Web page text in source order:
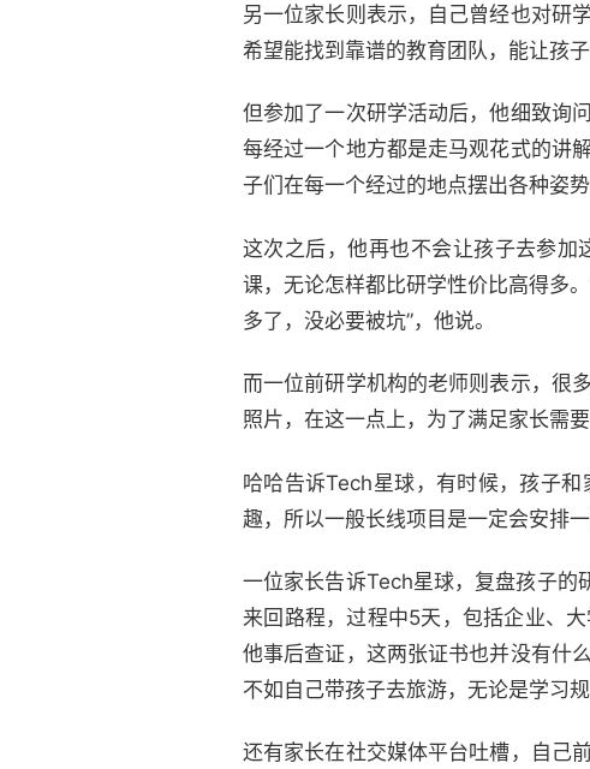
另一位家长则表示，自己曾经也对研
希望能找到靠谱的教育团队，能让孩
但参加了一次研学活动后，他细致询
每经过一个地方都是走马观花式的讲
子们在每一个经过的地点摆出各种姿
这次之后，他再也不会让孩子去参
课，无论怎样都比研学性价比高得多
多了，没必要被坑”，他说。
而一位前研学机构的老师则表示，很
照片，在这一点上，为了满足家长需
哈哈告诉Tech星球，有时候，孩子
趣，所以一般长线项目是一定会安排
一位家长告诉Tech星球，复盘孩子的
来回路程，过程中5天，包括企业、
他事后查证，这两张证书也并没有什
不如自己带孩子去旅游，无论是学习
还有家长在社交媒体平台吐槽，自己